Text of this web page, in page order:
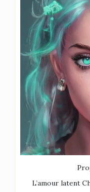
L’amour latent